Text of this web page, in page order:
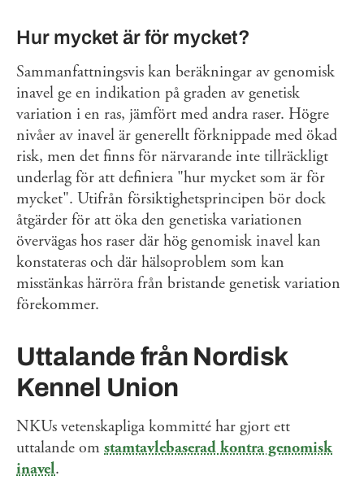
Hur mycket är för mycket?
Sammanfattningsvis kan beräkningar av genomisk
inavel ge en indikation på graden av genetisk
variation i en ras, jämfört med andra raser. Högre
nivåer av inavel är generellt förknippade med ökad
risk, men det finns för närvarande inte tillräckligt
underlag för att definiera "hur mycket som är för
mycket". Utifrån försiktighetsprincipen bör dock
åtgärder för att öka den genetiska variationen
övervägas hos raser där hög genomisk inavel kan
konstateras och där hälsoproblem som kan
misstänkas härröra från bristande genetisk variation
förekommer.
Uttalande från Nordisk
Kennel Union
NKUs vetenskapliga kommitté har gjort ett
uttalande om stamtavlebaserad kontra genomisk
inavel.